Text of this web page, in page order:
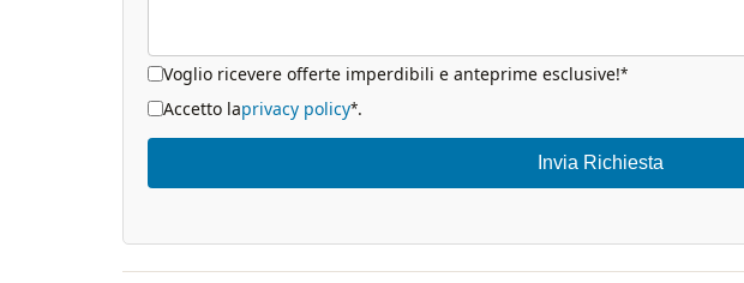
Voglio ricevere offerte imperdibili e anteprime esclusive!*
Accetto laprivacy policy*.
Invia Richiesta